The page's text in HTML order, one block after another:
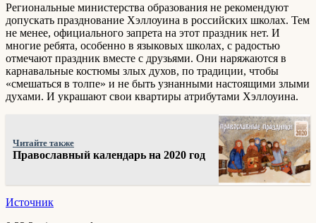
Региональные министерства образования не рекомендуют
допускать празднование Хэллоуина в российских школах. Тем
не менее, официального запрета на этот праздник нет. И
многие ребята, особенно в языковых школах, с радостью
отмечают праздник вместе с друзьями. Они наряжаются в
карнавальные костюмы злых духов, по традиции, чтобы
«смешаться в толпе» и не быть узнанными настоящими злыми
духами. И украшают свои квартиры атрибутами Хэллоуина.
Читайте также
Православный календарь на 2020 год
Источник